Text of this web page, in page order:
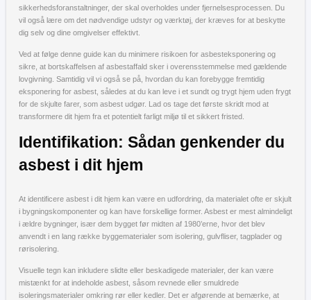
sikkerhedsforanstaltninger, der skal overholdes under fjernelsesprocessen. Du
vil også lære om det nødvendige udstyr og værktøj, der kræves for at beskytte
dig selv og dine omgivelser effektivt.
Ved at følge denne guide kan du minimere risikoen for asbesteksponering og
sikre, at bortskaffelsen af asbestaffald sker i overensstemmelse med gældende
lovgivning. Samtidig vil vi også se på, hvordan du kan forebygge fremtidig
eksponering for asbest, således at du kan leve i et sundt og trygt hjem uden frygt
for de skjulte farer, som asbest udgør. Lad os tage det første skridt mod at
transformere dit hjem fra et potentielt farligt miljø til et sikkert fristed.
Identifikation: Sådan genkender du
asbest i dit hjem
At identificere asbest i dit hjem kan være en udfordring, da materialet ofte er skjult
i bygningskomponenter og kan have forskellige former. Asbest er mest almindeligt
i ældre bygninger, især dem bygget før midten af 1980’erne, hvor det blev
anvendt i en lang række byggematerialer som isolering, gulvfliser, tagplader og
rørisolering.
Visuelle tegn kan inkludere slidte eller beskadigede materialer, der kan være
mistænkt for at indeholde asbest, såsom revnede eller smuldrede
isoleringsmaterialer omkring rør eller kedler. Det er afgørende at bemærke, at